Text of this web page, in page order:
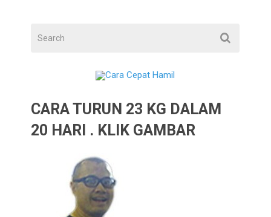
CARA TURUN 23 KG DALAM
20 HARI . KLIK GAMBAR